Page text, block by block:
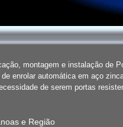
montagem e instalação de
enrolar automática em aço
de serem portas
e Região